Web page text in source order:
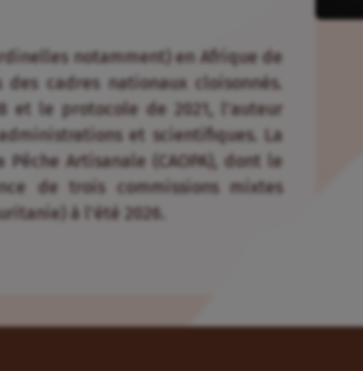
notamment) en Afrique de
des cadres nationaux cloisonnés.
et le protocole de 2021, l’auteur
et scientifiques. La
Artisanale (CAOPA), dont le
de trois commissions mixtes
à l’été 2026.